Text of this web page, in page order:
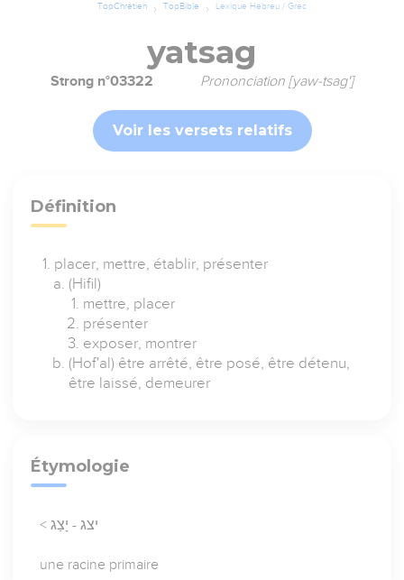
TopChrétien TopBible Lexique Hébreu / Grec
yatsag
Strong n°03322 Prononciation [yaw-tsag']
Voir les versets relatifs
Définition
placer, mettre, établir, présenter
(Hifil)
mettre, placer
présenter
exposer, montrer
(Hof'al) être arrêté, être posé, être détenu,
être laissé, demeurer
Étymologie
< יצג - יָצַג
une racine primaire